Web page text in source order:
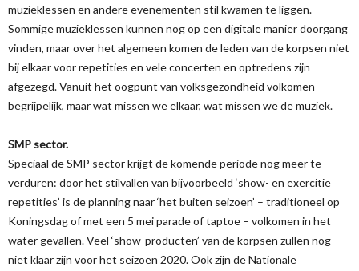
muzieklessen en andere evenementen stil kwamen te liggen.
Sommige muzieklessen kunnen nog op een digitale manier doorgang
vinden, maar over het algemeen komen de leden van de korpsen niet
bij elkaar voor repetities en vele concerten en optredens zijn
afgezegd. Vanuit het oogpunt van volksgezondheid volkomen
begrijpelijk, maar wat missen we elkaar, wat missen we de muziek.
SMP sector.
Speciaal de SMP sector krijgt de komende periode nog meer te
verduren: door het stilvallen van bijvoorbeeld ‘show- en exercitie
repetities’ is de planning naar ‘het buiten seizoen’ – traditioneel op
Koningsdag of met een 5 mei parade of taptoe – volkomen in het
water gevallen. Veel ‘show-producten’ van de korpsen zullen nog
niet klaar zijn voor het seizoen 2020. Ook zijn de Nationale